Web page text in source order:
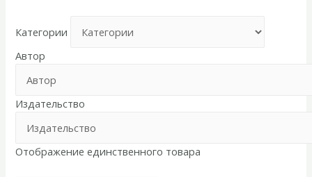
Категории
Автор
Издательство
Отображение единственного товара